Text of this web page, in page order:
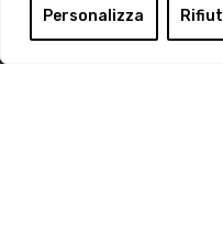
Personalizza
Buonaparte, 12 - 20121